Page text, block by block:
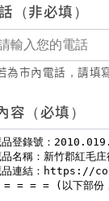
（非必填）
為市內電話，請填
容（必填）